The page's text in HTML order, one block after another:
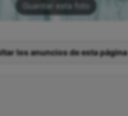
Guardar esta foto
los anuncios de esta página